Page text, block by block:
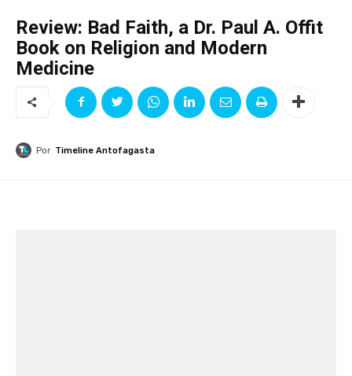
Review: Bad Faith, a Dr. Paul A. Offit
Book on Religion and Modern
Medicine
Por Timeline Antofagasta